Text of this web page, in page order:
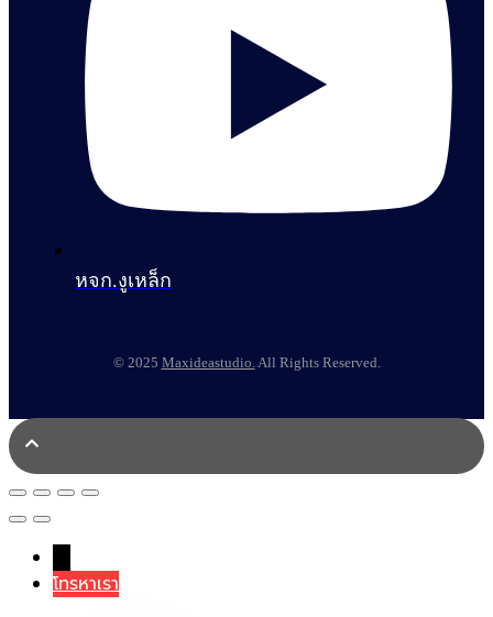
หจก.งูเหล็ก
© 2025 Maxideastudio. All Rights Reserved.
โทรหาเรา